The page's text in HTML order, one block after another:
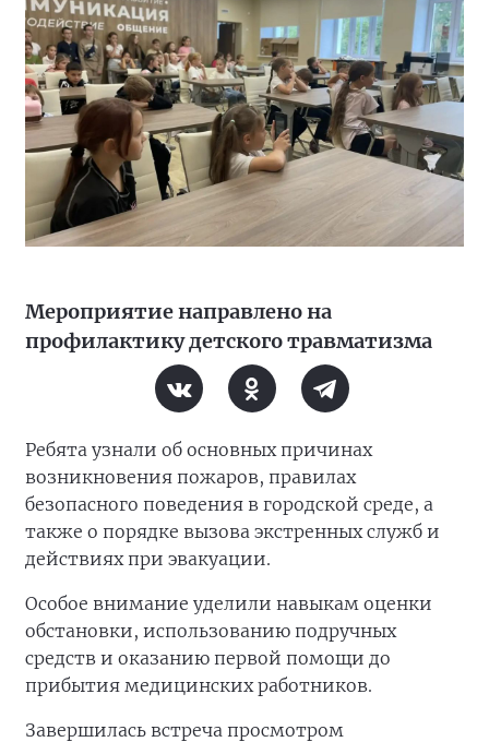
Мероприятие направлено на
профилактику детского травматизма
Ребята узнали об основных причинах
возникновения пожаров, правилах
безопасного поведения в городской среде, а
также о порядке вызова экстренных служб и
действиях при эвакуации.
Особое внимание уделили навыкам оценки
обстановки, использованию подручных
средств и оказанию первой помощи до
прибытия медицинских работников.
Завершилась встреча просмотром